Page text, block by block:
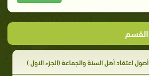
اعتقاد أهل السنة والجماعة (الجزء الاول )